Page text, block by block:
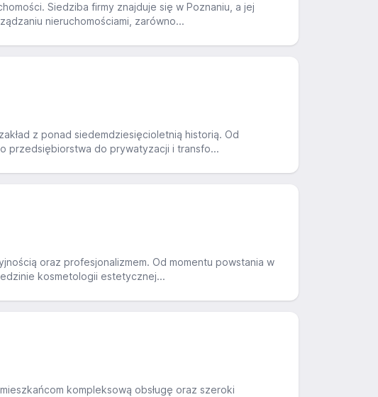
Siedziba firmy znajduje się w Poznaniu, a jej
nieruchomościami, zarówno...
z ponad siedemdziesięcioletnią historią. Od
przedsiębiorstwa do prywatyzacji i transfo...
oraz profesjonalizmem. Od momentu powstania w
kosmetologii estetycznej...
kompleksową obsługę oraz szeroki